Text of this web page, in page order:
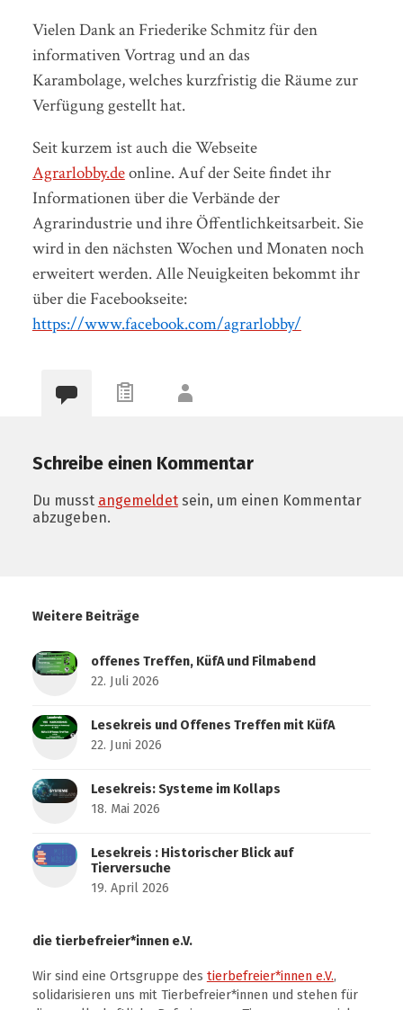
Vielen Dank an Friederike Schmitz für den
informativen Vortrag und an das
Karambolage, welches kurzfristig die Räume zur
Verfügung gestellt hat.
Seit kurzem ist auch die Webseite
Agrarlobby.deonline. Auf der Seite findet ihr
Informationen über die Verbände der
Agrarindustrie und ihre Öffentlichkeitsarbeit. Sie
wird in den nächsten Wochen und Monaten noch
erweitert werden. Alle Neuigkeiten bekommt ihr
über die Facebookseite:
https://www.facebook.com/agrarlobby/
Schreibe einen Kommentar
Du musst angemeldetsein, um einen Kommentar
abzugeben.
Weitere Beiträge
offenes Treffen, KüfA und Filmabend
22. Juli 2026
Lesekreis und Offenes Treffen mit KüfA
22. Juni 2026
Lesekreis: Systeme im Kollaps
18. Mai 2026
Lesekreis : Historischer Blick auf
Tierversuche
19. April 2026
die tierbefreier*innen e.V.
Wir sind eine Ortsgruppe des tierbefreier*innen e.V.,
solidarisieren uns mit Tierbefreier*innen und stehen für